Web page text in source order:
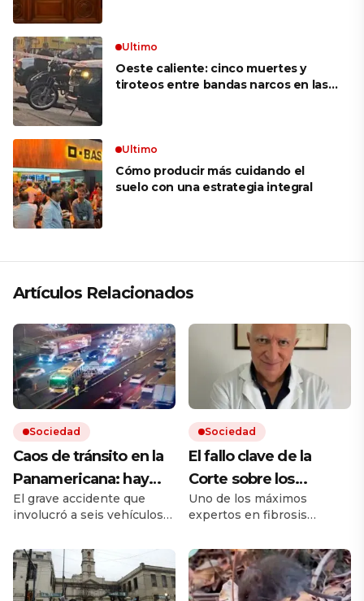
Ultimo
Oeste caliente: cinco muertes y
tiroteos entre bandas narcos en las
Ultimo
Cómo producir más cuidando el
suelo con una estrategia integral
Artículos Relacionados
Sociedad
Caos de tránsito en la
Panamericana: hay
cinco heridos por un
choque múltiple
El grave accidente que
involucró a seis vehículos
25 de la autopista, en
sentido hacia la Provincia
de Buenos Aires. Hay
varios carriles cortados y
Sociedad
El fallo clave de la
Corte sobre los
remedios, el mensaje
de un referente
médico y otro posible
conflicto en puerta
Uno de los máximos
expertos en fibrosis
cobertura en salud sea
sobre un remedio más
barato de igual acción. Tras
la sentencia de la Corte